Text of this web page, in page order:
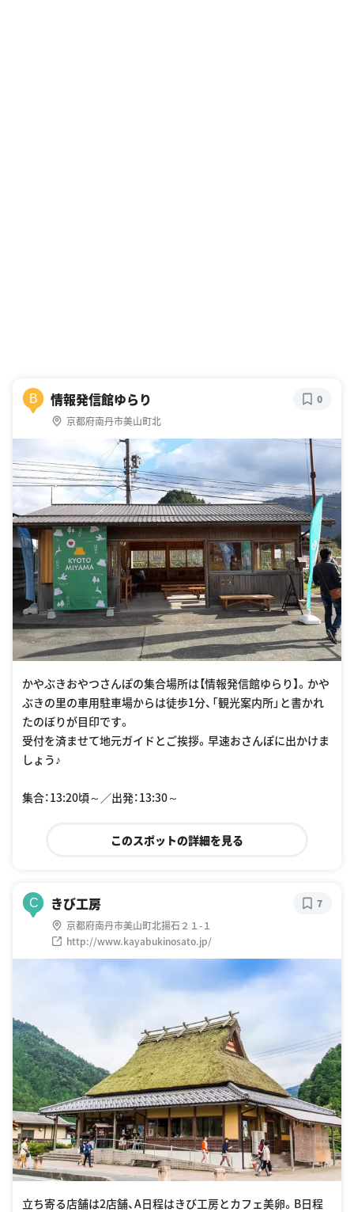
B 情報発信館ゆらり
京都府南丹市美山町北
0
かやぶきおやつさんぽの集合場所は【情報発信館ゆらり】。かや
ぶきの里の車用駐車場からは徒歩1分、「観光案内所」と書かれ
たのぼりが目印です。
受付を済ませて地元ガイドとご挨拶。早速おさんぽに出かけま
しょう♪
集合：13:20頃～／出発：13:30～
このスポットの詳細を見る
C きび工房
京都府南丹市美山町北揚石２１-１
http://www.kayabukinosato.jp/
7
立ち寄る店舗は2店舗、A日程はきび工房とカフェ美卵。B日程